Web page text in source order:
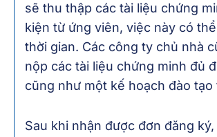
sẽ thu thập các tài liệu chứng
kiện từ ứng viên, việc này có
thời gian. Các công ty chủ nhà
nộp các tài liệu chứng minh đủ
cũng như một kế hoạch đào tạo
Sau khi nhận được đơn đăng